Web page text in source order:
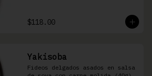
$118.00
Yakisoba
Fideos delgados asados en salsa